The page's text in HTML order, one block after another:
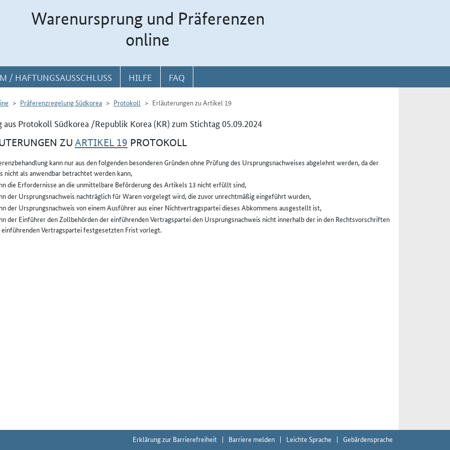
Warenursprung und Präferenzen
online
/ HAFTUNGSAUSSCHLUSS HILFE FAQ
Präferenzregelung Südkorea Protokoll Erläuterungen zu Artikel 19
aus Protokoll Südkorea /Republik Korea (KR) zum Stichtag 05.09.2024
ZU ARTIKEL 19 PROTOKOLL
kann nur aus den folgenden besonderen Gründen ohne Prüfung des Ursprungsnachweises abgelehnt werden, da der
nicht als anwendbar betrachtet werden kann,
die Erfordernisse an die unmittelbare Beförderung des Artikels 13 nicht erfüllt sind,
der Ursprungsnachweis nachträglich für Waren vorgelegt wird, die zuvor unrechtmäßig eingeführt wurden,
der Ursprungsnachweis von einem Ausführer aus einer Nichtvertragspartei dieses Abkommens ausgestellt ist,
der Einführer den Zollbehörden der einführenden Vertragspartei den Ursprungsnachweis nicht innerhalb der in den Rechtsvorschriften
Vertragspartei festgesetzten Frist vorlegt.
Erklärung zur Barrierefreiheit Barriere melden Leichte Sprache Gebärdensprache